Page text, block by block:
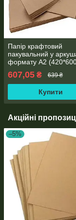
Папір крафтовий
пакувальний у
формату А2
щільність 90 г/м2, 250
аркушів пакування
607,05 ₴ 639 ₴
Купити
Акційні
–5%